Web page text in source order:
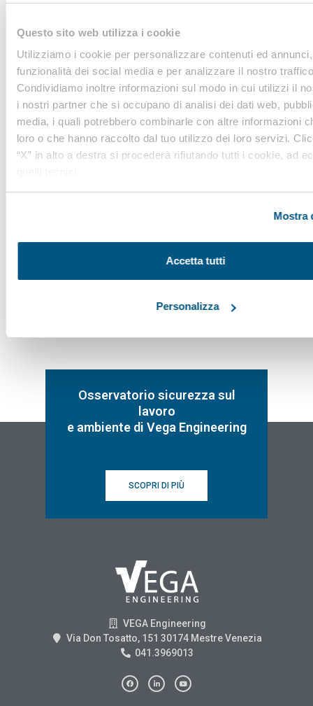
Questo sito web utilizza i cookie
Utilizziamo i cookie per personalizzare contenuti ed
funzionalità dei social media e per analizzare il nostro
Condividiamo inoltre informazioni sul modo in cui utilizzi il
i nostri partner che si occupano di analisi dei dati web,
media, i quali potrebbero combinarle con altre informazioni
loro o che hanno raccolto dal tuo utilizzo dei loro servizi.
“X” in alto a destra si procederà rifiutando tutti i cookie, ad
Mostra
Accetta tutti
Personalizza
Iscriviti alla nostra
Newsletter
Iscriviti
Osservatorio sicurezza sul
lavoro
e ambiente di Vega Engineering
SCOPRI DI PIÙ
VEGA Engineering
Via Don Tosatto, 151 30174 Mestre Venezia
041.3969013